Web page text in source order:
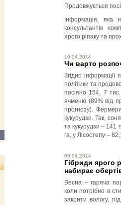
Продовжується
Інформація, яка
консультантів
ярого ріпаку та
10.04.2014
Чи варто
Згідно інформації
політики та
посіяно 154, 7
ячменю (89% від
прогнозу).
кукурудзи. Так,
та кукурудзи – 141
га, у Лісостепу –
09.04.2014
Гібриди ярого
набирає
Весна – гаряча
коли потрібно в
закрити вологу,